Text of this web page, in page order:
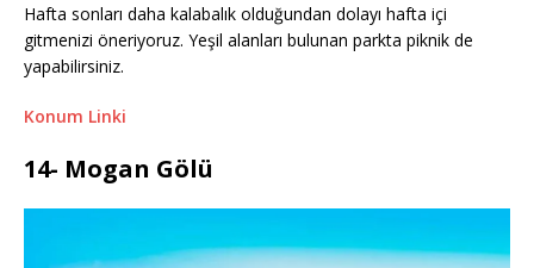
Hafta sonları daha kalabalık olduğundan dolayı hafta içi
gitmenizi öneriyoruz. Yeşil alanları bulunan parkta piknik de
yapabilirsiniz.
Konum Linki
14- Mogan Gölü